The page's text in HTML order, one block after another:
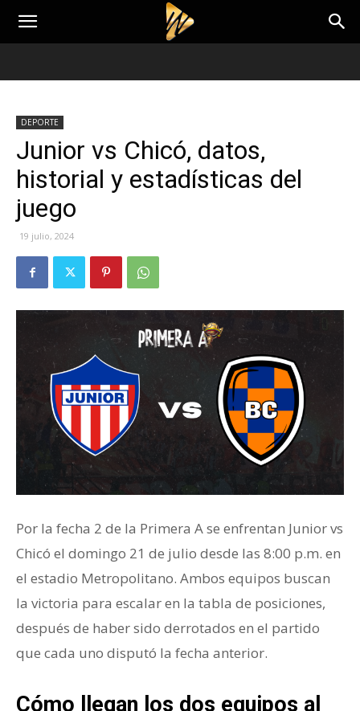
DEPORTE
Junior vs Chicó, datos,
historial y estadísticas del
juego
19 julio, 2024
Por la fecha 2 de la Primera A se enfrentan Junior vs
Chicó el domingo 21 de julio desde las 8:00 p.m. en
el estadio Metropolitano. Ambos equipos buscan
la victoria para escalar en la tabla de posiciones,
después de haber sido derrotados en el partido
que cada uno disputó la fecha anterior.
Cómo llegan los dos equipos al